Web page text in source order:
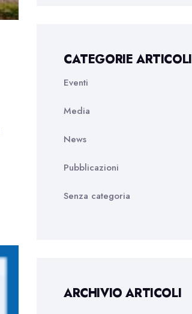
CATEGORIE ARTICOLI
Eventi
Media
News
Pubblicazioni
Senza categoria
ARCHIVIO ARTICOLI